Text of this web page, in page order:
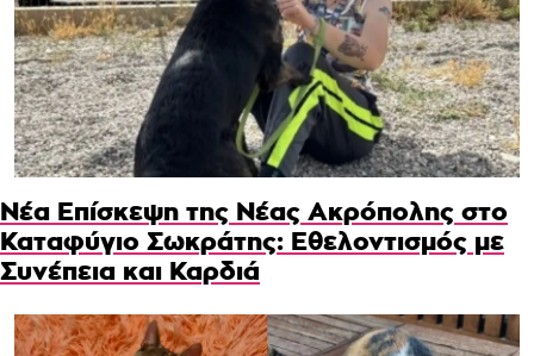
Νέα Επίσκεψη της Νέας Ακρόπολης στο
Καταφύγιο Σωκράτης: Εθελοντισμός με
Συνέπεια και Καρδιά